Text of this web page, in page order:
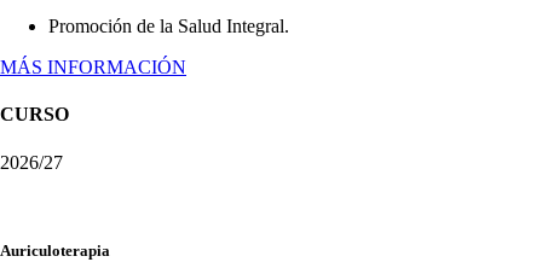
Promoción de la Salud Integral.
MÁS INFORMACIÓN
CURSO
2026/27
Auriculoterapia